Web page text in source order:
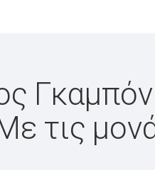
τις